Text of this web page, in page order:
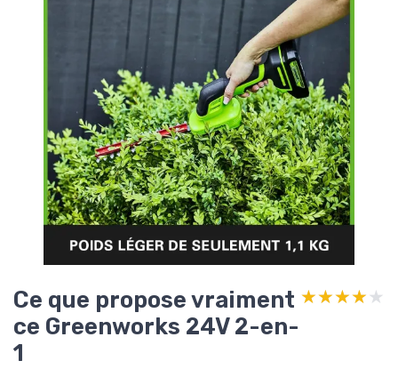
Ce que propose vraiment
ce Greenworks 24V 2-en-
1
★★★★★
★★★★★